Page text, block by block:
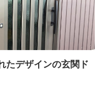
たデザインの玄関ド